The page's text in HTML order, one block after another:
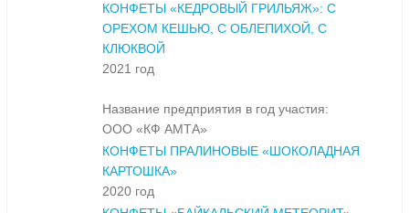
КОНФЕТЫ «КЕДРОВЫЙ ГРИЛЬЯЖ»: С
ОРЕХОМ КЕШЬЮ, С ОБЛЕПИХОЙ, С
КЛЮКВОЙ
2021 год
Название предприятия в год участия:
ООО «КФ АМТА»
КОНФЕТЫ ПРАЛИНОВЫЕ «ШОКОЛАДНАЯ
КАРТОШКА»
2020 год